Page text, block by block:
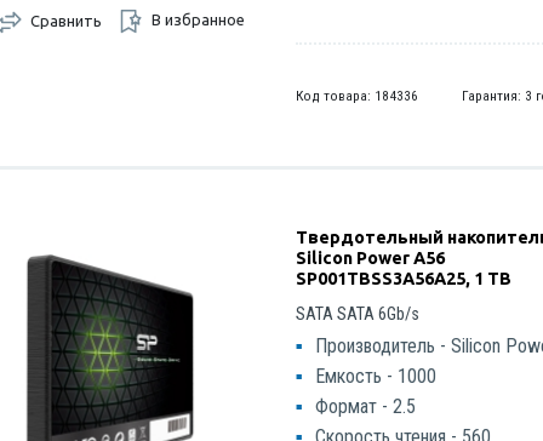
Сравнить В избранное
Код товара: 184336 Гарантия: 3
Твердотельный
Silicon Power A56
SP001TBSS3A56A25, 1 TB
SATA SATA 6Gb/s
Производитель - Silicon
Емкость - 1000
Формат - 2.5
Скорость чтения - 560